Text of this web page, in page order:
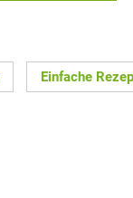
Einfache